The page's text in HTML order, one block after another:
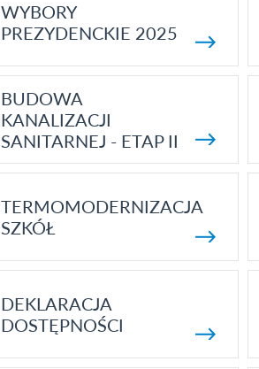
WYBORY
PREZYDENCKIE 2025
BUDOWA
KANALIZACJI
SANITARNEJ - ETAP II
TERMOMODERNIZACJA
SZKÓŁ
DEKLARACJA
DOSTĘPNOŚCI